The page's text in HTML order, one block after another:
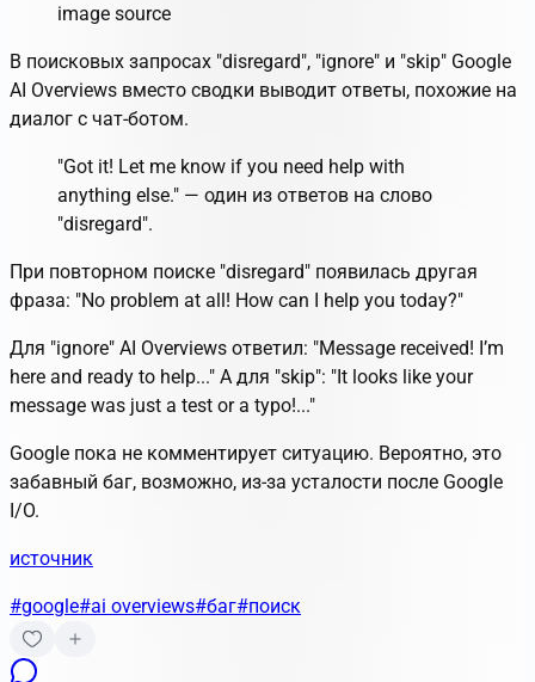
image source
В поисковых запросах "disregard", "ignore" и "skip" Google
AI Overviews вместо сводки выводит ответы, похожие на
диалог с чат-ботом.
"Got it! Let me know if you need help with
anything else." — один из ответов на слово
"disregard".
При повторном поиске "disregard" появилась другая
фраза: "No problem at all! How can I help you today?"
Для "ignore" AI Overviews ответил: "Message received! I’m
here and ready to help..." А для "skip": "It looks like your
message was just a test or a typo!..."
Google пока не комментирует ситуацию. Вероятно, это
забавный баг, возможно, из-за усталости после Google
I/O.
источник
#google#ai overviews#баг#поиск